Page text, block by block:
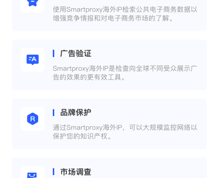
使用Smartproxy海外IP检索公共电子商务数据以
增强竞争情报和对电子商务市场的了解。
广告验证
Smartproxy海外IP是检查向全球不同受众展示广
告的效果的更有效工具。
品牌保护
通过Smartproxy海外IP，可以大规模监控网络以
保护您的知识产权。
市场调查